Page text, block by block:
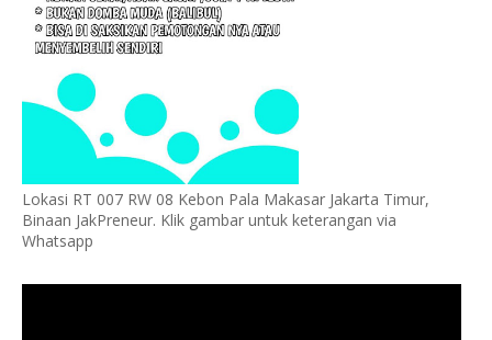
Lokasi RT 007 RW 08 Kebon Pala Makasar Jakarta Timur,
Binaan JakPreneur. Klik gambar untuk keterangan via
Whatsapp